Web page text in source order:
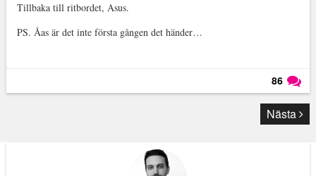
Tillbaka till ritbordet, Asus.
PS. Åas är det inte första gången det händer…
86
Läs kommentarer (86)
Nästa